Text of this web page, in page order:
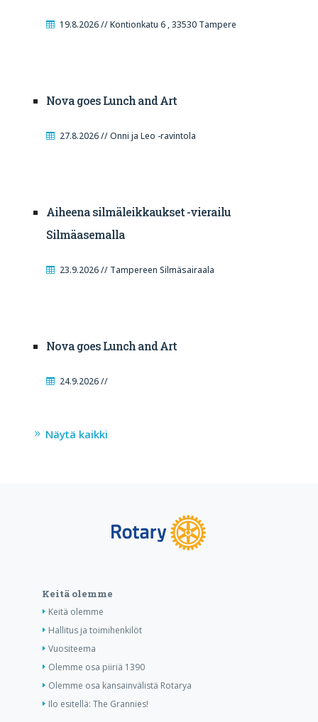
19.8.2026 // Kontionkatu 6 , 33530 Tampere
Nova goes Lunch and Art
27.8.2026 // Onni ja Leo -ravintola
Aiheena silmäleikkaukset -vierailu
Silmäasemalla
23.9.2026 // Tampereen Silmäsairaala
Nova goes Lunch and Art
24.9.2026 //
Näytä kaikki
Keitä olemme
Keitä olemme
Hallitus ja toimihenkilöt
Vuositeema
Olemme osa piiriä 1390
Olemme osa kansainvälistä Rotarya
Ilo esitellä: The Grannies!